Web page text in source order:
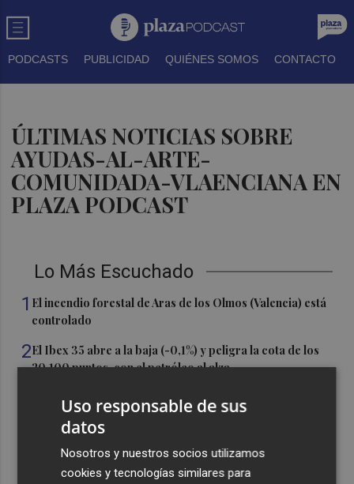
PODCASTS PUBLICIDAD QUIÉNES SOMOS CONTACTO
ÚLTIMAS NOTICIAS SOBRE
AYUDAS-AL-ARTE-
COMUNIDADA-VLAENCIANA EN
PLAZA PODCAST
Lo Más Escuchado
1 El incendio forestal de Aras de los Olmos (Valencia) está
controlado
2El Ibex 35 abre a la baja (-0,1%) y peligra la cota de los
20.100 puntos, con el petróleo al alza
El Elche CF está a un paso de hacerse con los derechos
sobre la perla argentina Tiziano Perrotta
El UCAM CB más internacional: Sito tiene a 10 jugadores
que irán con sus selecciones en las ventanas FIBA
Uso responsable de sus
datos
Nosotros y nuestros socios utilizamos
cookies y tecnologías similares para